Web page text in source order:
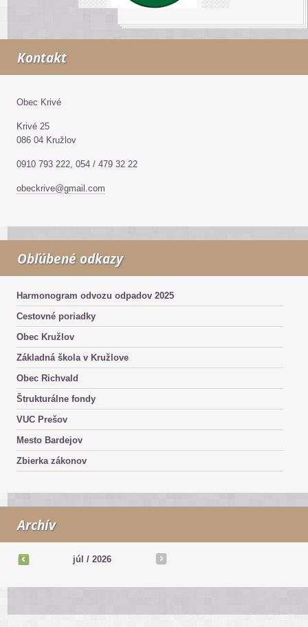
Kontakt
Obec Krivé
Krivé 25
086 04 Kružlov
0910 793 222, 054 / 479 32 22
obeckrive@gmail.com
Obľúbené odkazy
Harmonogram odvozu odpadov 2025
Cestovné poriadky
Obec Kružlov
Základná škola v Kružlove
Obec Richvald
Štrukturálne fondy
VUC Prešov
Mesto Bardejov
Zbierka zákonov
Archív
júl / 2026